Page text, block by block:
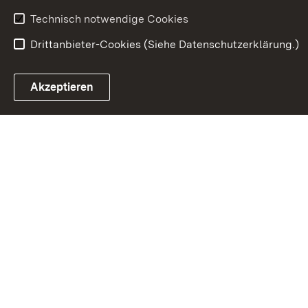
Technisch notwendige Cookies
Drittanbieter-Cookies (Siehe Datenschutzerklärung.)
Akzeptieren